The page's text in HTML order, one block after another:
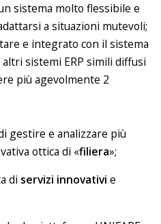
sistema molto flessibile e
a situazioni mutevoli;
e integrato con il sistema
altri sistemi ERP simili diffusi
più agevolmente 2
gestire e analizzare più
ottica di «filiera»;
di servizi innovativi e